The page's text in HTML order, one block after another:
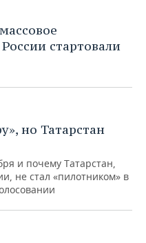
стартовали
но Татарстан
и почему Татарстан,
не стал «пилотником» в